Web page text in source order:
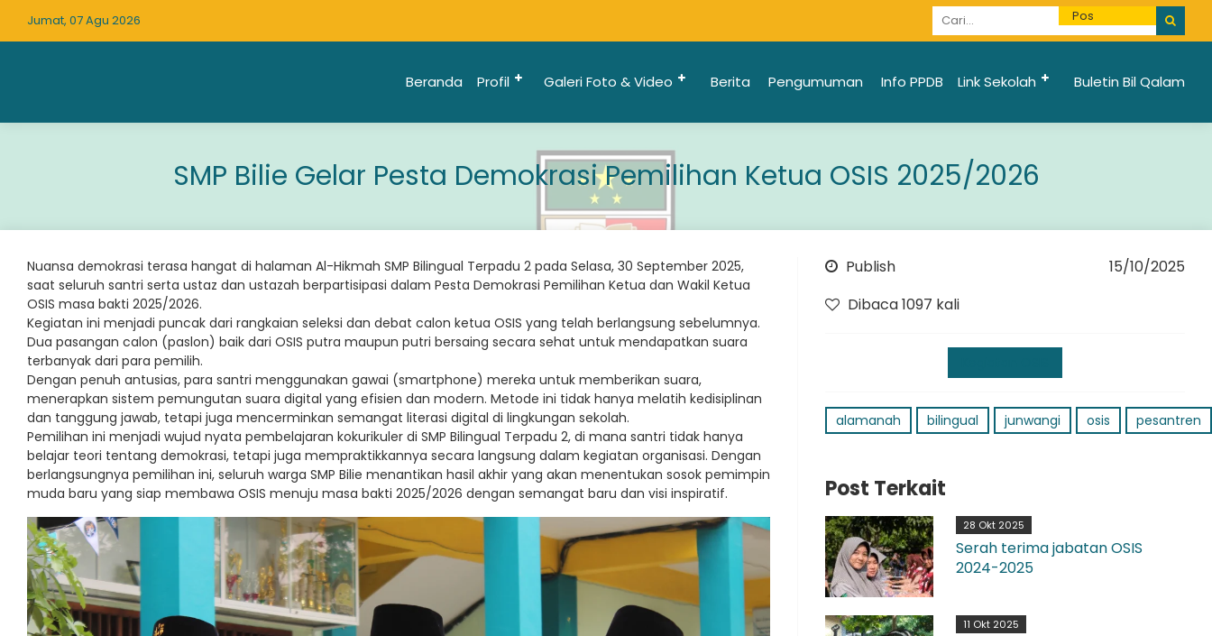
Jumat, 07 Agu 2026 Informasi Penerimaan Santri Baru 2025/2026
Beranda Profil Galeri Foto & Video Berita Pengumuman Info PPDB Link Sekolah Buletin Bil Qalam
SMP Bilie Gelar Pesta Demokrasi Pemilihan Ketua OSIS 2025/2026
Nuansa demokrasi terasa hangat di halaman Al-Hikmah SMP Bilingual Terpadu 2 pada Selasa, 30 September 2025,
saat seluruh santri serta ustaz dan ustazah berpartisipasi dalam Pesta Demokrasi Pemilihan Ketua dan Wakil Ketua
OSIS masa bakti 2025/2026.
Kegiatan ini menjadi puncak dari rangkaian seleksi dan debat calon ketua OSIS yang telah berlangsung sebelumnya.
Dua pasangan calon (paslon) baik dari OSIS putra maupun putri bersaing secara sehat untuk mendapatkan suara
terbanyak dari para pemilih.
Dengan penuh antusias, para santri menggunakan gawai (smartphone) mereka untuk memberikan suara,
menerapkan sistem pemungutan suara digital yang efisien dan modern. Metode ini tidak hanya melatih kedisiplinan
dan tanggung jawab, tetapi juga mencerminkan semangat literasi digital di lingkungan sekolah.
Pemilihan ini menjadi wujud nyata pembelajaran kokurikuler di SMP Bilingual Terpadu 2, di mana santri tidak hanya
belajar teori tentang demokrasi, tetapi juga mempraktikkannya secara langsung dalam kegiatan organisasi. Dengan
berlangsungnya pemilihan ini, seluruh warga SMP Bilie menantikan hasil akhir yang akan menentukan sosok pemimpin
muda baru yang siap membawa OSIS menuju masa bakti 2025/2026 dengan semangat baru dan visi inspiratif.
Publish
15/10/2025
Dibaca 1097 kali
alamanah bilingual junwangi osis pesantren
Post Terkait
28 Okt 2025
Serah terima jabatan OSIS
2024-2025
11 Okt 2025